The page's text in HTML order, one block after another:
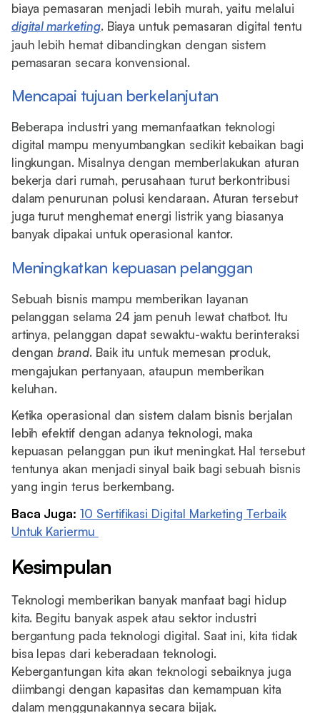
biaya pemasaran menjadi lebih murah, yaitu melalui
digital marketing. Biaya untuk pemasaran digital tentu
jauh lebih hemat dibandingkan dengan sistem
pemasaran secara konvensional.
Mencapai tujuan berkelanjutan
Beberapa industri yang memanfaatkan teknologi
digital mampu menyumbangkan sedikit kebaikan bagi
lingkungan. Misalnya dengan memberlakukan aturan
bekerja dari rumah, perusahaan turut berkontribusi
dalam penurunan polusi kendaraan. Aturan tersebut
juga turut menghemat energi listrik yang biasanya
banyak dipakai untuk operasional kantor.
Meningkatkan kepuasan pelanggan
Sebuah bisnis mampu memberikan layanan
pelanggan selama 24 jam penuh lewat chatbot. Itu
artinya, pelanggan dapat sewaktu-waktu berinteraksi
denganbrand. Baik itu untuk memesan produk,
mengajukan pertanyaan, ataupun memberikan
keluhan.
Ketika operasional dan sistem dalam bisnis berjalan
lebih efektif dengan adanya teknologi, maka
kepuasan pelanggan pun ikut meningkat. Hal tersebut
tentunya akan menjadi sinyal baik bagi sebuah bisnis
yang ingin terus berkembang.
Baca Juga:10 Sertifikasi Digital Marketing Terbaik
Untuk Kariermu
Kesimpulan
Teknologi memberikan banyak manfaat bagi hidup
kita. Begitu banyak aspek atau sektor industri
bergantung pada teknologi digital. Saat ini, kita tidak
bisa lepas dari keberadaan teknologi.
Kebergantungan kita akan teknologi sebaiknya juga
diimbangi dengan kapasitas dan kemampuan kita
dalam menggunakannya secara bijak.